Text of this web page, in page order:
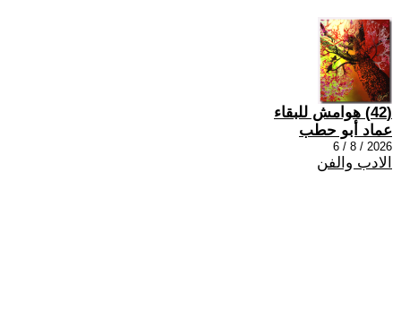
(42) هوامش للبقاء
عماد أبو حطب
2026 / 8 / 6
الادب والفن